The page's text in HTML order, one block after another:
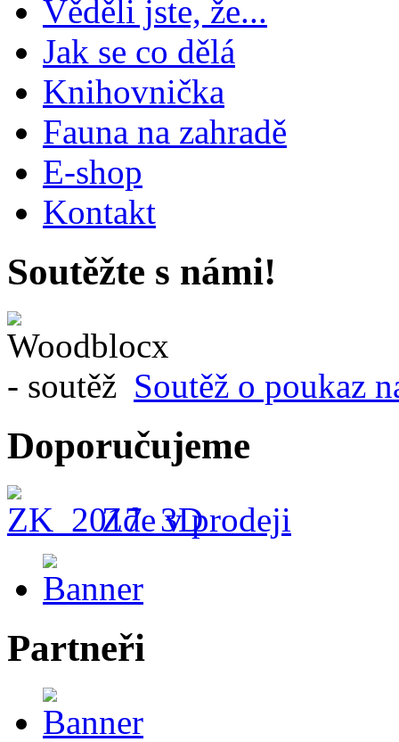
Věděli jste, že...
Jak se co dělá
Knihovnička
Fauna na zahradě
E-shop
Kontakt
Soutěžte s námi!
Soutěž o poukaz
Doporučujeme
Zde v prodeji
Partneři